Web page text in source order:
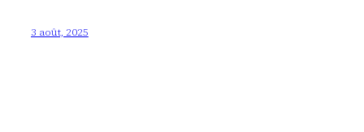
3 août, 2025